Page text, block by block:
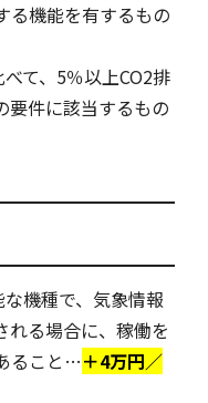
る機能を有するもの
て、5％以上CO2排
要件に該当するもの
機種で、気象情報
れる場合に、稼働を
ること…＋4万円／